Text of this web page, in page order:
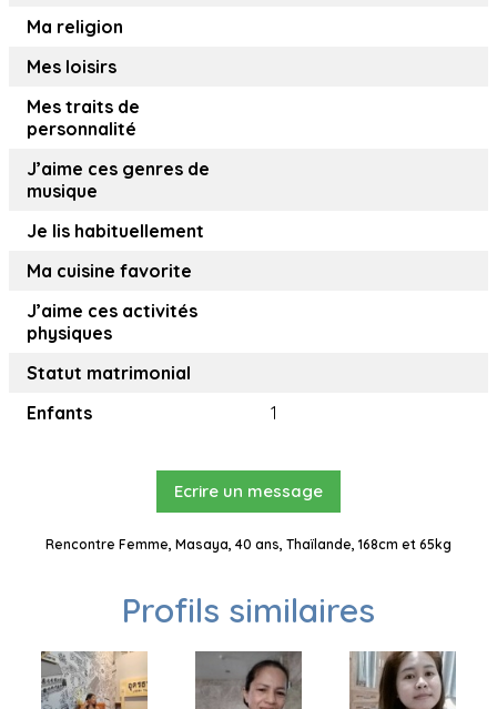
Ma religion
Mes loisirs
Mes traits de
personnalité
J’aime ces genres de
musique
Je lis habituellement
Ma cuisine favorite
J’aime ces activités
physiques
Statut matrimonial
Enfants
1
Ecrire un message
Rencontre Femme, Masaya, 40 ans, Thaïlande, 168cm et 65kg
Profils similaires